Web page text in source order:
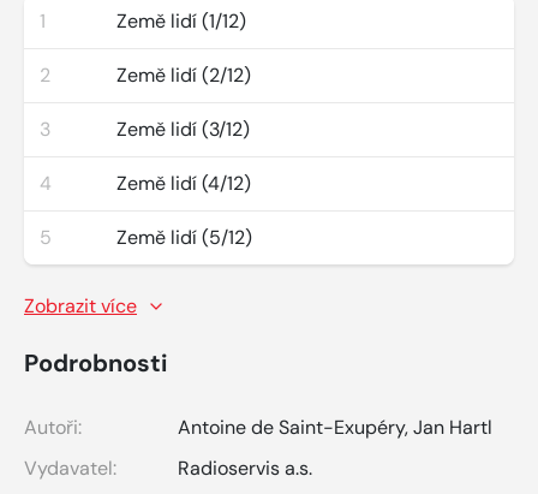
1 Země lidí (1/12)
2 Země lidí (2/12)
3 Země lidí (3/12)
4 Země lidí (4/12)
5 Země lidí (5/12)
Zobrazit více
Podrobnosti
Autoři: Antoine de Saint-Exupéry,Jan Hartl
Vydavatel:
Radioservis a.s.